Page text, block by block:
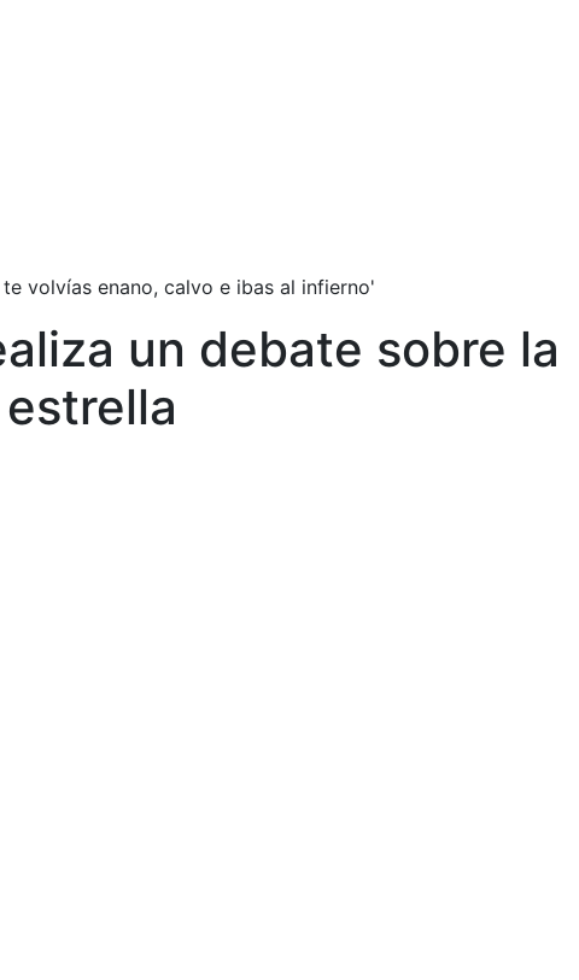
volvías enano, calvo e ibas al infierno'
un debate sobre la